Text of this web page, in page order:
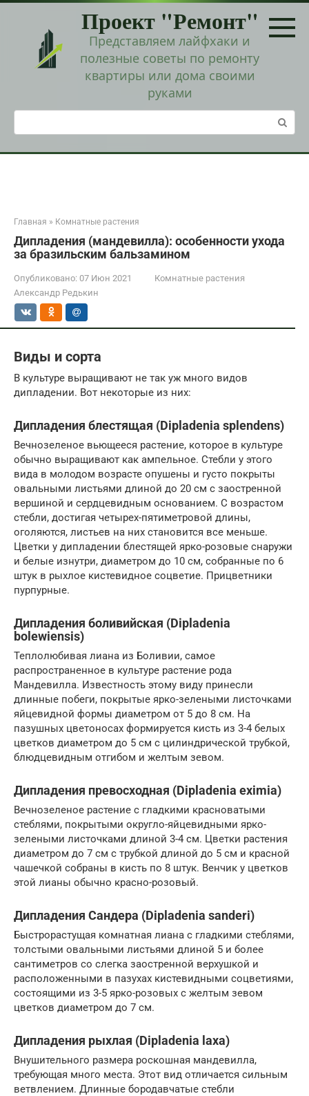
Перейти
Проект "Ремонт"
Представляем лайфхаки и
полезные советы по ремонту
квартиры или дома своими
руками
Поиск:
Главная » Комнатные растения
Дипладения (мандевилла): особенности ухода
за бразильским бальзамином
Опубликовано: 07 Июн 2021
Комнатные растения
Александр Редькин
Виды и сорта
В культуре выращивают не так уж много видов
дипладении. Вот некоторые из них:
Дипладения блестящая (Dipladenia splendens)
Вечнозеленое вьющееся растение, которое в культуре
обычно выращивают как ампельное. Стебли у этого
вида в молодом возрасте опушены и густо покрыты
овальными листьями длиной до 20 см с заостренной
вершиной и сердцевидным основанием. С возрастом
стебли, достигая четырех-пятиметровой длины,
оголяются, листьев на них становится все меньше.
Цветки у дипладении блестящей ярко-розовые снаружи
и белые изнутри, диаметром до 10 см, собранные по 6
штук в рыхлое кистевидное соцветие. Прицветники
пурпурные.
Дипладения боливийская (Dipladenia
bolewiensis)
Теплолюбивая лиана из Боливии, самое
распространенное в культуре растение рода
Мандевилла. Известность этому виду принесли
длинные побеги, покрытые ярко-зелеными листочками
яйцевидной формы диаметром от 5 до 8 см. На
пазушных цветоносах формируется кисть из 3-4 белых
цветков диаметром до 5 см с цилиндрической трубкой,
блюдцевидным отгибом и желтым зевом.
Дипладения превосходная (Dipladenia eximia)
Вечнозеленое растение с гладкими красноватыми
стеблями, покрытыми округло-яйцевидными ярко-
зелеными листочками длиной 3-4 см. Цветки растения
диаметром до 7 см с трубкой длиной до 5 см и красной
чашечкой собраны в кисть по 8 штук. Венчик у цветков
этой лианы обычно красно-розовый.
Дипладения Сандера (Dipladenia sanderi)
Быстрорастущая комнатная лиана с гладкими стеблями,
толстыми овальными листьями длиной 5 и более
сантиметров со слегка заостренной верхушкой и
расположенными в пазухах кистевидными соцветиями,
состоящими из 3-5 ярко-розовых с желтым зевом
цветков диаметром до 7 см.
Дипладения рыхлая (Dipladenia laxa)
Внушительного размера роскошная мандевилла,
требующая много места. Этот вид отличается сильным
ветвлением. Длинные бородавчатые стебли